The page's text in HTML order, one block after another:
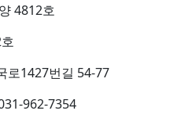
4812호
로1427번길 54-77
962-7354